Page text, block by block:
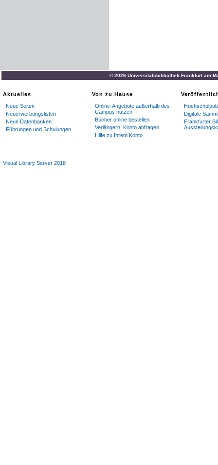
© 2026 Universitätsbibliothek Frankfurt am
Aktuelles
Neue Seiten
Neuerwerbungslisten
Neue Datenbanken
Führungen und Schulungen
Von zu Hause
Online-Angebote außerhalb des
Campus nutzen
Bücher online bestellen
Verlängern, Konto abfragen
Hilfe zu Ihrem Konto
Digitale
Frankfurter
Visual Library Server 2018